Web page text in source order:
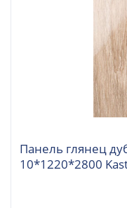
Панель глянец дуб